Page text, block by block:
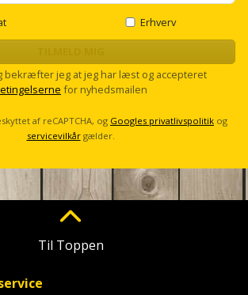
Erhverv
bekræfter jeg at jeg har læst og accepteret
for nyhedsmailen
af reCAPTCHA, og Googles privatlivspolitik og
servicevilkårgælder.
Til Toppen